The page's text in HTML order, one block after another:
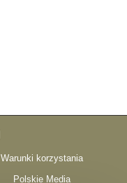
Warunki korzystania
Polskie Media